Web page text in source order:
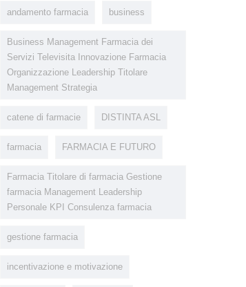
andamento farmacia business
Business Management Farmacia dei
Servizi Televisita Innovazione Farmacia
Organizzazione Leadership Titolare
Management Strategia
catene di farmacie DISTINTA ASL
farmacia FARMACIA E FUTURO
Farmacia Titolare di farmacia Gestione
farmacia Management Leadership
Personale KPI Consulenza farmacia
gestione farmacia
incentivazione e motivazione